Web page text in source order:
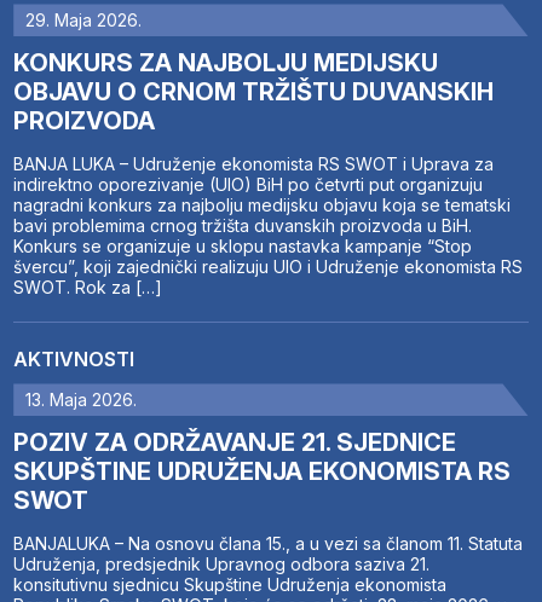
29. Maja 2026.
KONKURS ZA NAJBOLJU MEDIJSKU
OBJAVU O CRNOM TRŽIŠTU DUVANSKIH
PROIZVODA
BANJA LUKA – Udruženje ekonomista RS SWOT i Uprava za
indirektno oporezivanje (UIO) BiH po četvrti put organizuju
nagradni konkurs za najbolju medijsku objavu koja se tematski
bavi problemima crnog tržišta duvanskih proizvoda u BiH.
Konkurs se organizuje u sklopu nastavka kampanje “Stop
švercu”, koji zajednički realizuju UIO i Udruženje ekonomista RS
SWOT. Rok za […]
AKTIVNOSTI
13. Maja 2026.
POZIV ZA ODRŽAVANJE 21. SJEDNICE
SKUPŠTINE UDRUŽENJA EKONOMISTA RS
SWOT
BANJALUKA – Na osnovu člana 15., a u vezi sa članom 11. Statuta
Udruženja, predsjednik Upravnog odbora saziva 21.
konsitutivnu sjednicu Skupštine Udruženja ekonomista